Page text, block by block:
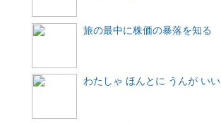
旅の最中に株価の暴落を知る
わたしゃ ほんとに うんが いい